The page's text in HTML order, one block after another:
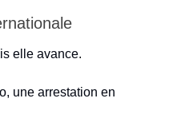
elle avance.
une arrestation en